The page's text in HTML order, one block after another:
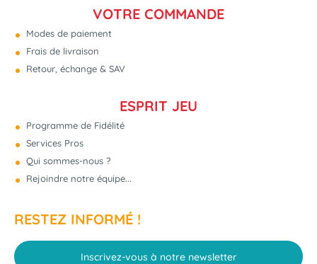
VOTRE COMMANDE
Modes de paiement
Frais de livraison
Retour, échange & SAV
ESPRIT JEU
Programme de Fidélité
Services Pros
Qui sommes-nous ?
Rejoindre notre équipe...
RESTEZ INFORMÉ !
Inscrivez-vous à notre newsletter